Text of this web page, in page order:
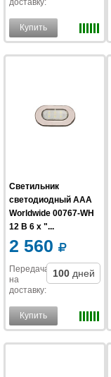
доставку:
Купить
Светильник
светодиодный AAA
Worldwide 00767-WH
12 В 6 x "...
2 560
Передача
на
доставку:
100 дней
Купить